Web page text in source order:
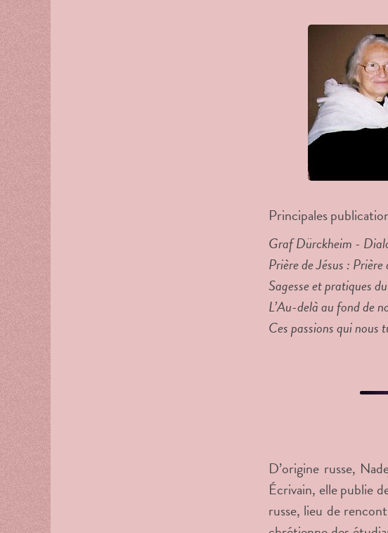
Principales
Graf Dürckheim -
Prière de Jésus :
Sagesse et pratiques
L’Au-delà au fond de
Ces passions qui nous
D’origine russe,
Écrivain, elle publie
russe, lieu de